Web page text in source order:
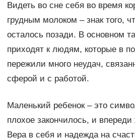
Видеть во сне себя во время
грудным молоком – знак того,
осталось позади. В основном
приходят к людям, которые в
пережили много неудач,
сферой и с работой.
Маленький ребенок – это
плохое закончилось, и
Вера в себя и надежда на